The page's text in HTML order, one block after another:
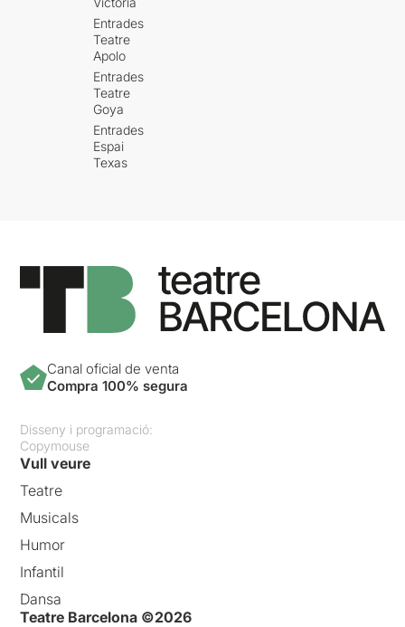
Entrades
Teatre
Apolo
Entrades
Teatre
Goya
Entrades
Espai
Texas
Canal oficial de venta
Compra 100% segura
Disseny i programació:
Copymouse
Vull veure
Teatre
Musicals
Humor
Infantil
Dansa
Teatre Barcelona ©2026